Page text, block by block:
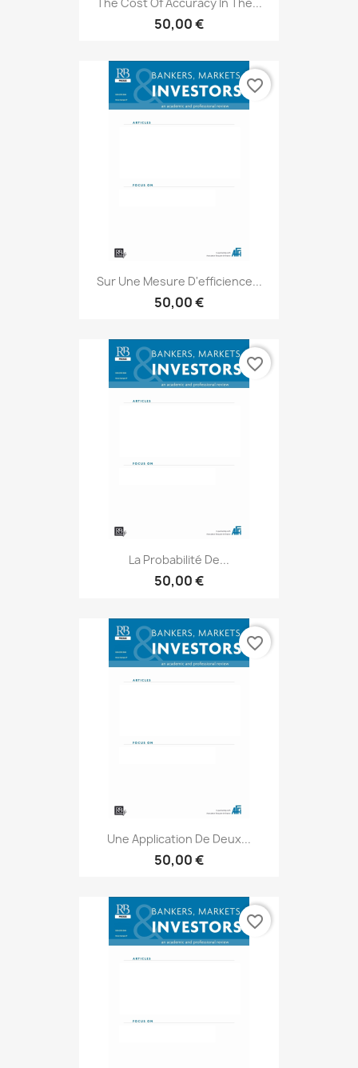
50,00 €
Sur Une Mesure D'efficience...
50,00 €
favorite_border
La Probabilité De...
50,00 €
favorite_border
Une Application De Deux...
50,00 €
favorite_border
favorite_border